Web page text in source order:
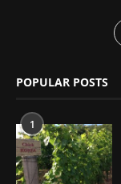
POPULAR POSTS
1